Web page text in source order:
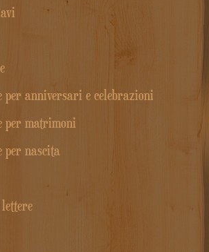
per anniversari e celebrazioni
per matrimoni
per nascita